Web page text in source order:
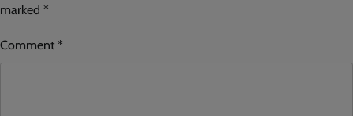
marked *
Comment *